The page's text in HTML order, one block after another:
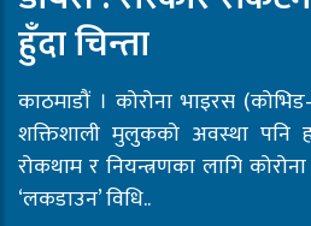
हुँदा चिन्ता
काठमाडौं । कोरोना भाइरस
शक्तिशाली मुलुकको अवस्था
रोकथाम र नियन्त्रणका लागि
‘लकडाउन’ विधि..